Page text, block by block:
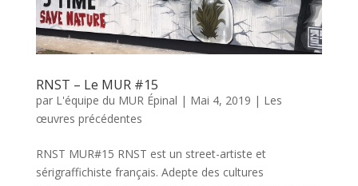
RNST – Le MUR #15
par L'équipe du MUR Épinal | Mai 4, 2019 | Les
œuvres précédentes
RNST MUR#15 RNST est un street-artiste et
sérigraffichiste français. Adepte des cultures